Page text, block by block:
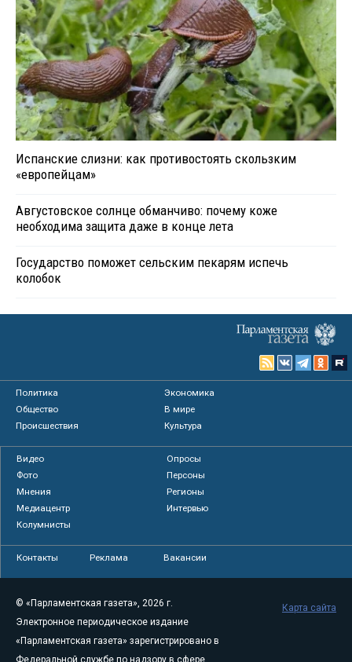
Испанские слизни: как противостоять скользким
«европейцам»
Августовское солнце обманчиво: почему коже
необходима защита даже в конце лета
Государство поможет сельским пекарям испечь
колобок
Политика
Экономика
Общество
В мире
Происшествия
Культура
Видео
Опросы
Фото
Персоны
Мнения
Регионы
Медиацентр
Интервью
Колумнисты
Контакты Реклама Вакансии
© «Парламентская газета», 2026 г.
Электронное периодическое издание
«Парламентская газета» зарегистрировано в
Федеральной службе по надзору в сфере
Карта сайта